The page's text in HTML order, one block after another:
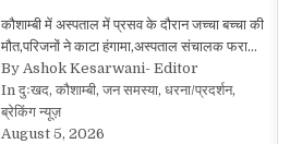
कौशाम्बी में अस्पताल में प्रसव के दौरान जच्चा बच्चा की
मौत,परिजनों ने काटा हंगामा,अस्पताल संचालक फरा…
By Ashok Kesarwani- Editor
In दुःखद, कौशाम्बी, जन समस्या, धरना/प्रदर्शन,
ब्रेकिंग न्यूज़
August 5, 2026